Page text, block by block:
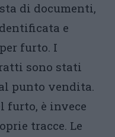
di documenti,
e
furto. I
sono stati
punto vendita.
furto, è invece
tracce. Le